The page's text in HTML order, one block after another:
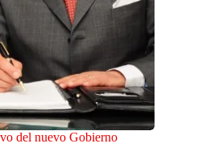
del nuevo Gobierno